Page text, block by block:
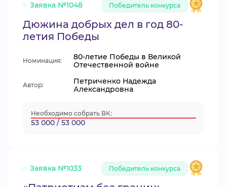
Заявка №1048 Победитель конкурса
Дюжина добрых дел в год 80-
летия Победы
Номинация:
80-летие Победы в Великой
Отечественной войне
Автор:
Петриченко Надежда
Александровна
Необходимо собрать ВК:
53 000 / 53 000
Заявка №1033 Победитель конкурса